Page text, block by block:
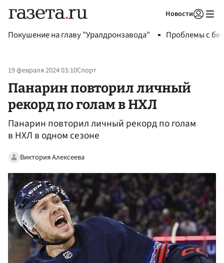
Новости
Покушение на главу "Уралдронзавода" Проблемы с
19 февраля 2024 03:10Спорт
Панарин повторил личный
рекорд по голам в НХЛ
Панарин повторил личный рекорд по голам
в НХЛ в одном сезоне
Виктория Алексеева